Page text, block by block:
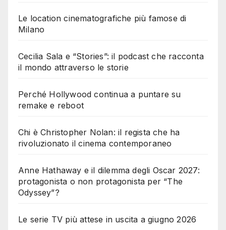
Le location cinematografiche più famose di
Milano
Cecilia Sala e “Stories”: il podcast che racconta
il mondo attraverso le storie
Perché Hollywood continua a puntare su
remake e reboot
Chi è Christopher Nolan: il regista che ha
rivoluzionato il cinema contemporaneo
Anne Hathaway e il dilemma degli Oscar 2027:
protagonista o non protagonista per “The
Odyssey”?
Le serie TV più attese in uscita a giugno 2026